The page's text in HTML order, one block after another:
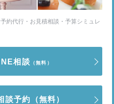
約代行・お見積相談・予算シミュレ
相談 （無料）
談予約 （無料）